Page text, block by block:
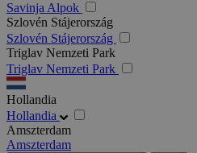
Savinja Alpok
Szlovén Stájerország
Szlovén Stájerország
Triglav Nemzeti Park
Triglav Nemzeti Park
Hollandia
Hollandia
Amszterdam
Amszterdam